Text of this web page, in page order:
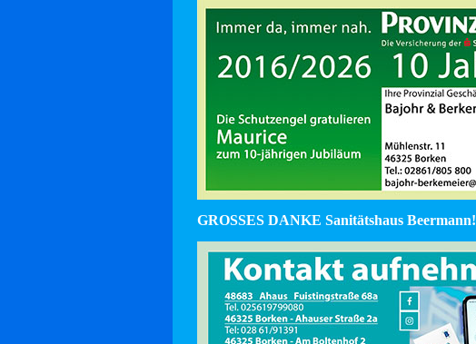
GROSSES DANKE Sanitätshaus Beermann!